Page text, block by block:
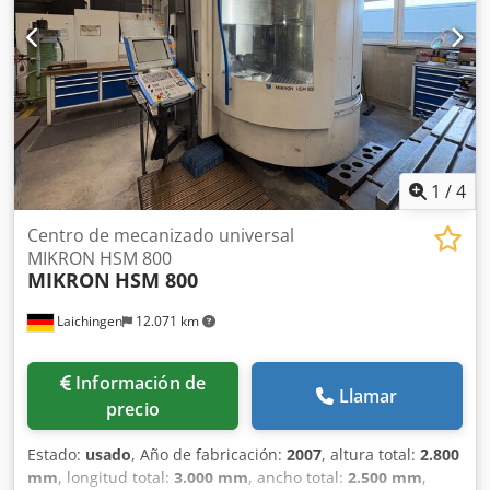
1 /4
Laichingen 12.071 km
Centro de mecanizado universal
MIKRON HSM 800
MIKRON HSM 800
Información de
precio
Llamar
Estado: usado, Año de fabricación: 2007, altura total: 2.800
mm, longitud total: 3.000 mm, ancho total: 2.500 mm,